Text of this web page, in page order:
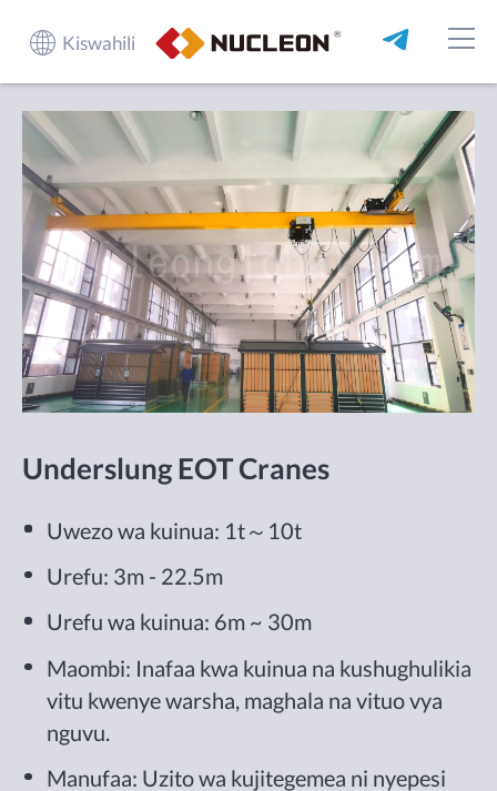
Kiswahili
Underslung EOT Cranes
Uwezo wa kuinua: 1t～10t
Urefu: 3m - 22.5m
Urefu wa kuinua: 6m ~ 30m
Maombi: Inafaa kwa kuinua na kushughulikia
vitu kwenye warsha, maghala na vituo vya
nguvu.
Manufaa: Uzito wa kujitegemea ni nyepesi